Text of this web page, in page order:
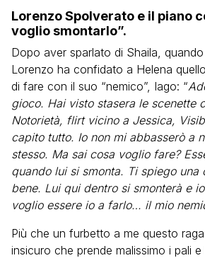
Lorenzo Spolverato e il piano
voglio smontarlo”.
Dopo aver sparlato di Shaila,
Lorenzo ha confidato a Helena
di fare con il suo “nemico”, Iago: “
gioco. Hai visto stasera le scenette
Notorietà, flirt vicino a Jessica,
capito tutto. Io non mi abbasserò a
stesso. Ma sai cosa voglio fare?
quando lui si smonta. Ti spiego una
bene. Lui qui dentro si smonterà e
voglio essere io a farlo… il mio
Più che un furbetto a me questo
insicuro che prende malissimo i pali